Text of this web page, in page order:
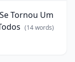
Tornou Um
(14words)